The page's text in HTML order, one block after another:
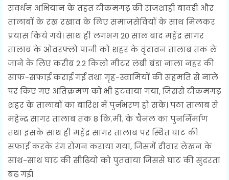
संवर्धन अभियान के तहत टीकमगढ़ की राजशाही बावड़ी और
तालाबों के रख रखाव के लिए समाजसेवियों के साथ मिलकर
प्रयास किये गये। साथ ही लगभग 20 साल बाद महेंद्र सागर
तालाब के ओवरफ्लो पानी को शहर के वृंदावन तालाब तक ले
जाने के लिए करीब 2.2 किलो मीटर लंबी बंडा नाला नहर की
साफ-सफाई कराई गई तथा गृह-स्वामियों की सहमति से नाले
पर किए गए अतिक्रमण को भी हटवाया गया, जिससे टीकमगढ़
शहर के तालाबों का बारिश में पुर्नभरण हो सके। पठा तालाब से
महेन्द्र सागर तालाब तक 8 कि.मी. के चैनल का पुनर्निर्माण
तथा इसके साथ ही महेंद्र सागर तालाब पर स्थित घाट की
सफाई करके रंग रोगन कराया गया, जिसमें दीवार लेखन के
साथ-साथ घाट की सीढ़ियो को पुतवाया जिससे घाट की सुंदरता
बढ़ गई।